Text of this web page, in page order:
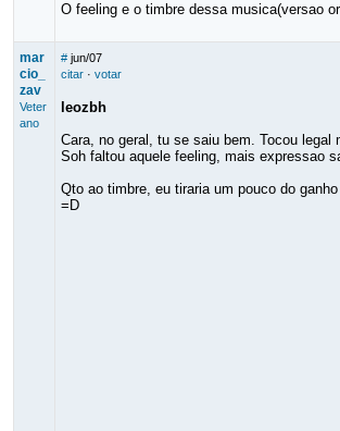
O feeling e o timbre dessa musica(versao
mar
cio_
zav
Veter
ano
# jun/07
citar· votar
leozbh
Cara, no geral, tu se saiu bem. Tocou legal
Soh faltou aquele feeling, mais expressao
Qto ao timbre, eu tiraria um pouco do
=D